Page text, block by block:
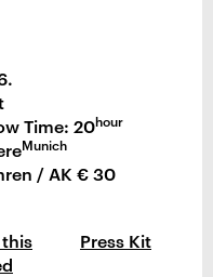
Time: 20hour
Munich
/ AK € 30
Press Kit